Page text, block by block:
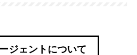
ジェントについて